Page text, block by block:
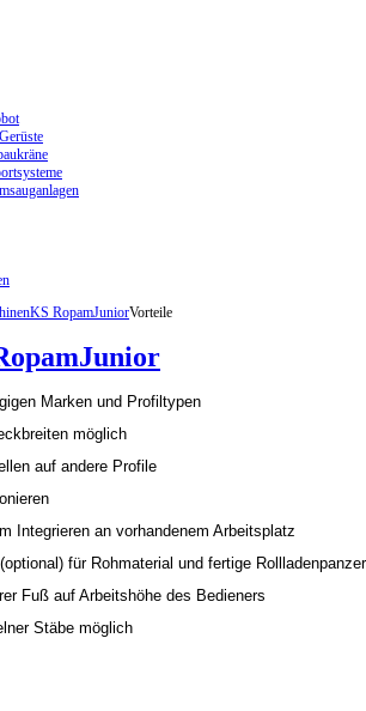
KS RopamJuniorVorteile
Marken und Profiltypen
möglich
auf andere Profile
Integrieren an vorhandenem Arbeitsplatz
für Rohmaterial und fertige Rollladenpanzer
Fuß auf Arbeitshöhe des Bedieners
Stäbe möglich